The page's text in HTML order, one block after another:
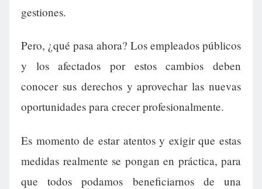
gestiones.
Pero, ¿qué pasa ahora? Los empleados públicos
y los afectados por estos cambios deben
conocer sus derechos y aprovechar las nuevas
oportunidades para crecer profesionalmente.
Es momento de estar atentos y exigir que estas
medidas realmente se pongan en práctica, para
que todos podamos beneficiarnos de una